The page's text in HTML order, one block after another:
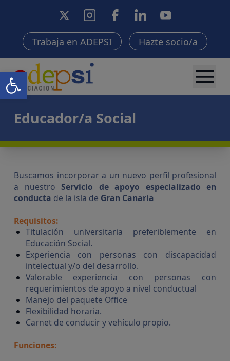
Abrir barra de herramientas
Trabaja en ADEPSI Hazte socio/a
Educador/a Social
Buscamos incorporar a un nuevo perfil profesional
a nuestro Servicio de apoyo especializado en
conducta de la isla de Gran Canaria
Requisitos:
Titulación universitaria preferiblemente en
Educación Social.
Experiencia con personas con discapacidad
intelectual y/o del desarrollo.
Valorable experiencia con personas con
requerimientos de apoyo a nivel conductual
Manejo del paquete Office
Flexibilidad horaria.
Carnet de conducir y vehículo propio.
Funciones: